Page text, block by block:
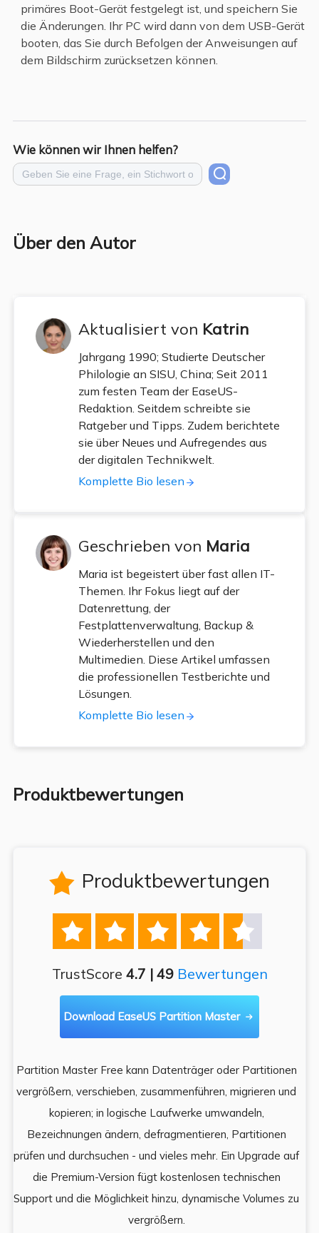
primäres Boot-Gerät festgelegt ist, und speichern Sie
die Änderungen. Ihr PC wird dann von dem USB-Gerät
booten, das Sie durch Befolgen der Anweisungen auf
dem Bildschirm zurücksetzen können.
Wie können wir Ihnen helfen?
Über den Autor
Aktualisiert von Katrin
Jahrgang 1990; Studierte Deutscher
Philologie an SISU, China; Seit 2011
zum festen Team der EaseUS-
Redaktion. Seitdem schreibte sie
Ratgeber und Tipps. Zudem berichtete
sie über Neues und Aufregendes aus
der digitalen Technikwelt.
Komplette Bio lesen
Geschrieben von Maria
Maria ist begeistert über fast allen IT-
Themen. Ihr Fokus liegt auf der
Datenrettung, der
Festplattenverwaltung, Backup &
Wiederherstellen und den
Multimedien. Diese Artikel umfassen
die professionellen Testberichte und
Lösungen.
Komplette Bio lesen
Produktbewertungen
 Produktbewertungen
    
TrustScore 4.7 | 49 Bewertungen
Download EaseUS Partition Master 
Partition Master Free kann Datenträger oder Partitionen
vergrößern, verschieben, zusammenführen, migrieren und
kopieren; in logische Laufwerke umwandeln,
Bezeichnungen ändern, defragmentieren, Partitionen
prüfen und durchsuchen - und vieles mehr. Ein Upgrade auf
die Premium-Version fügt kostenlosen technischen
Support und die Möglichkeit hinzu, dynamische Volumes zu
vergrößern.